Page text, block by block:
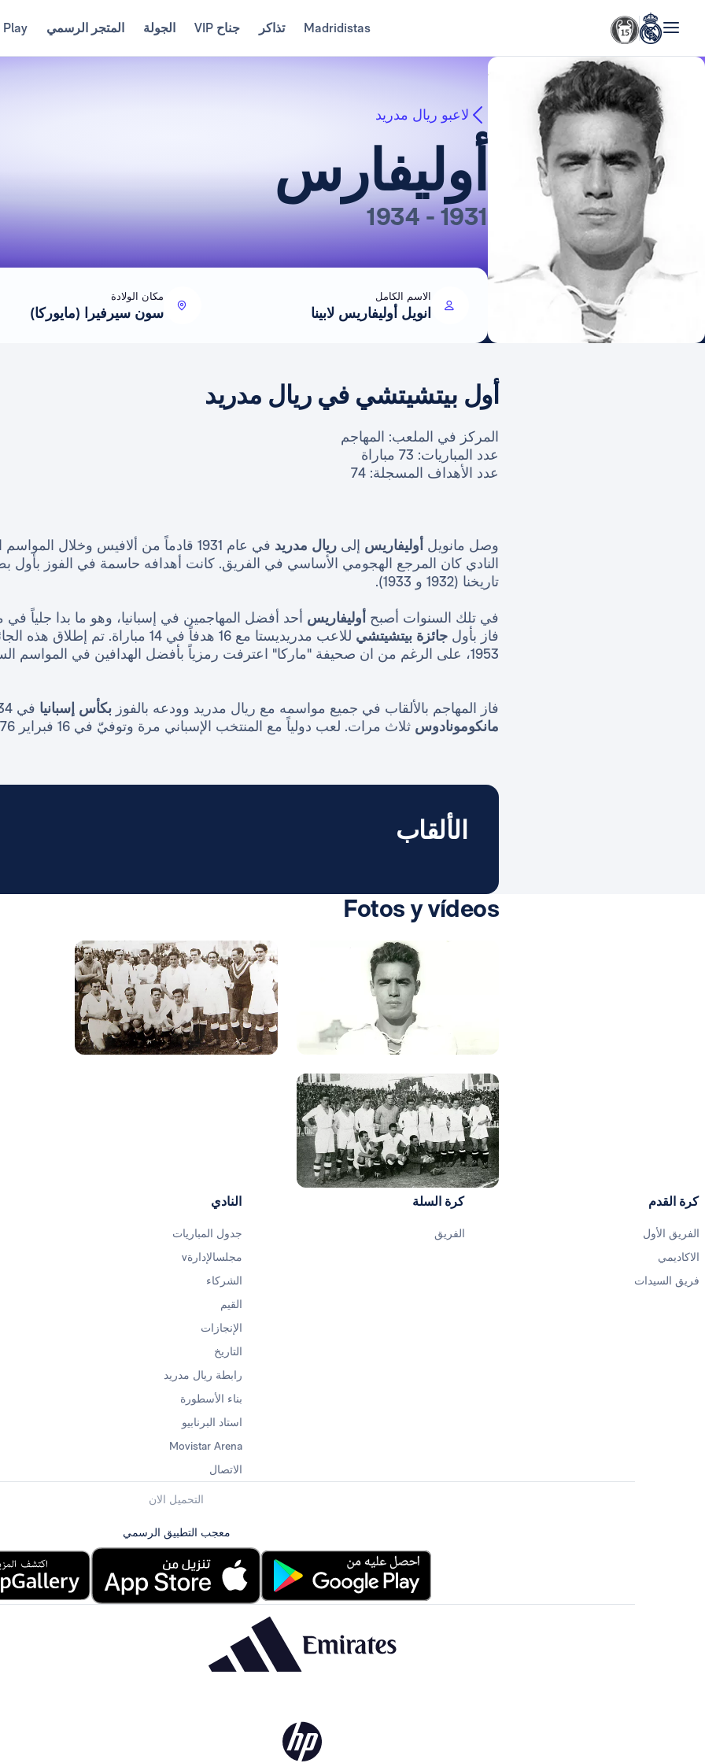
Madridistas تذاكر جناح VIP الجولة المتجر الرسمي Play
لاعبو ريال مدريد
أوليفارس
1931 - 1934
الاسم الكامل
انويل أوليفاريس لابينا
مكان الولادة
سون سيرفيرا (مايوركا)
أول بيتشيتشي في ريال مدريد
المركز في الملعب: المهاجم
عدد المباريات: 73 مباراة
عدد الأهداف المسجلة: 74
وصل مانويل أوليفاريس إلى ريال مدريد
في عام 1931 قادماً من ألافيس وخلال
النادي كان المرجع الهجومي الأساسي في الفريق. كانت أهدافه حاسمة في الفوز بأول
تاريخنا (1932 و 1933).
في تلك السنوات أصبح أوليفاريس
فاز بأول جائزة بيتشيتشي
1953، على الرغم من ان صحيفة "ماركا" اعترفت رمزياً بأفضل الهدافين في المواسم السابقة.
فاز المهاجم بالألقاب في جميع مواسمه مع ريال مدريد وودعه بالفوز بكأس إسبانيا في 1934. كذلك فاز
مانكومونادوس ثلاث مرات. لعب دولياً مع المنتخب الإسباني مرة وتوفيّ في 16 فبراير 1976.
الألقاب
Fotos y vídeos
صورة: Real Madrid
صورة: Real Madrid
كرة القدم
الفريق الأول
الاكاديمي
فريق السيدات
كرة السلة
الفريق
النادي
جدول المباريات
مجلسالإدارةv
الشركاء
القيم
الإنجازات
التاريخ
رابطة ريال مدريد
بناء الأسطورة
استاد البرنابيو
Movistar Arena
الاتصال
التحميل الان
معجب التطبيق الرسمي